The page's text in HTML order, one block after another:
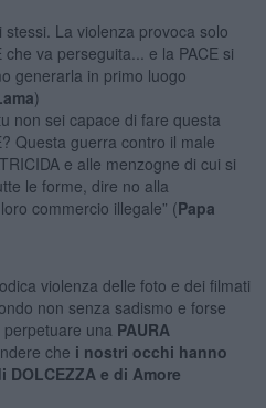
stessi. La violenza provoca solo
va perseguita... e la PACE si
generarla in primo luogo
)
non sei capace di fare questa
Questa guerra contro il male
e alle menzogne di cui si
le forme, dire no alla
commercio illegale” (Papa
violenza delle foto e dei filmati
non senza sadismo e forse
una PAURA
che i nostri occhi hanno
DOLCEZZA e di Amore